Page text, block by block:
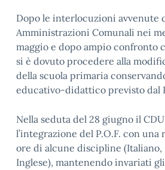
Dopo le interlocuzioni avvenute
Amministrazioni Comunali nei
maggio e dopo ampio confronto
si è dovuto procedere alla
della scuola primaria
educativo-didattico previsto dal
Nella seduta del 28 giugno il
l’integrazione del P.O.F. con
ore di alcune discipline (Italiano,
Inglese), mantenendo invariati